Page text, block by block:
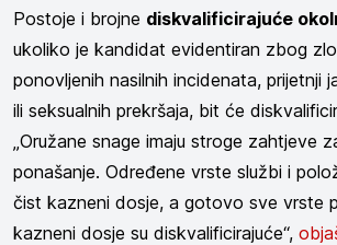
Postoje i brojne diskvalificirajuće
ukoliko je kandidat evidentiran zbog
ponovljenih nasilnih incidenata, prijetnji
ili seksualnih prekršaja, bit će
„Oružane snage imaju stroge zahtjeve
ponašanje. Određene vrste službi i
čist kazneni dosje, a gotovo sve vrste
kazneni dosje su diskvalificirajuće“,